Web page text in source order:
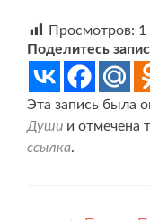
Просмотров: 1
Поделитесь
Эта запись была
Души и отмечена
ссылка.